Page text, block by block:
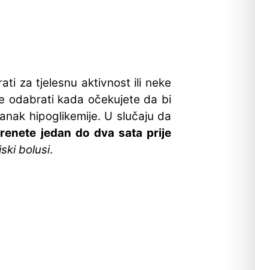
za tjelesnu aktivnost ili neke
odabrati kada očekujete da bi
hipoglikemije. U slučaju da
jedan do dva sata prije
bolusi.